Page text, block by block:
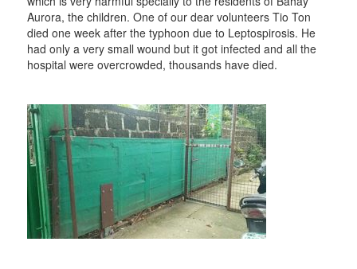
Aurora, the children. One of our dear volunteers Tio Ton
died one week after the typhoon due to Leptospirosis. He
had only a very small wound but it got infected and all the
hospital were overcrowded, thousands have died.